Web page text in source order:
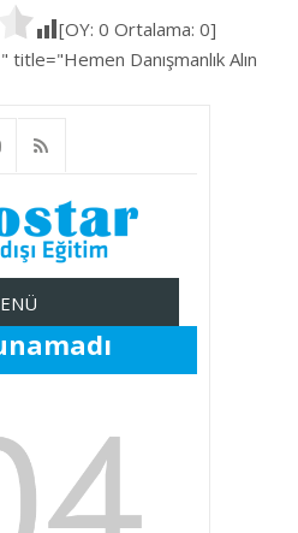
[OY: 0 Ortalama: 0]
Danışmanlık Alın